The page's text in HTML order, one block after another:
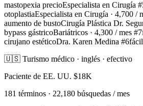
mastopexia precioEspecialista en Cirugía
otoplastiaEspecialista en Cirugía · 4,700 /
aumento de bustoCirugía Plástica Dr.
bypass gástricoBariátricos · 4,300 / mes #7
cirujano estéticoDra. Karen Medina #6fácil
🇺🇸 Turismo médico · inglés · efectivo
Paciente de EE. UU. $18K
181 términos · 22,180 búsquedas / mes